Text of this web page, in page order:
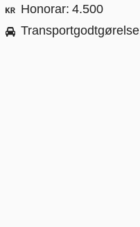
Honorar 4.500
Transportgodtgørelse